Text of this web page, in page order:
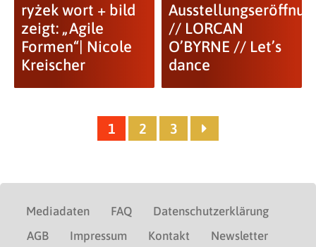
ryżek wort + bild
zeigt: „Agile
Formen“| Nicole
Kreischer
// LORCAN
O’BYRNE // Let’s
dance
1 2 3
Mediadaten FAQ
Datenschutzerklärung
AGB
Impressum Kontakt Newsletter